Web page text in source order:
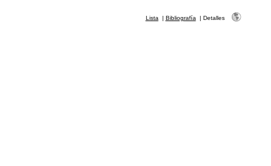
Lista | Bibliografía | Detalles